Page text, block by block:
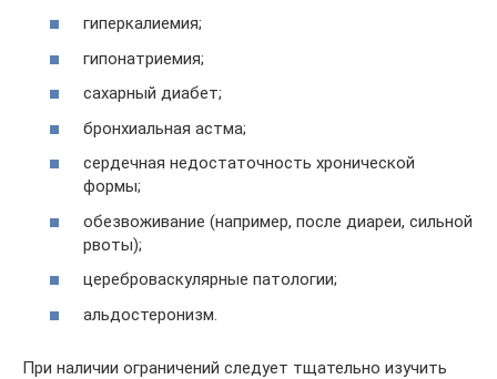
гиперкалиемия;
гипонатриемия;
сахарный диабет;
бронхиальная астма;
сердечная недостаточность хронической
формы;
обезвоживание (например, после диареи, сильной
рвоты);
цереброваскулярные патологии;
альдостеронизм.
При наличии ограничений следует тщательно изучить